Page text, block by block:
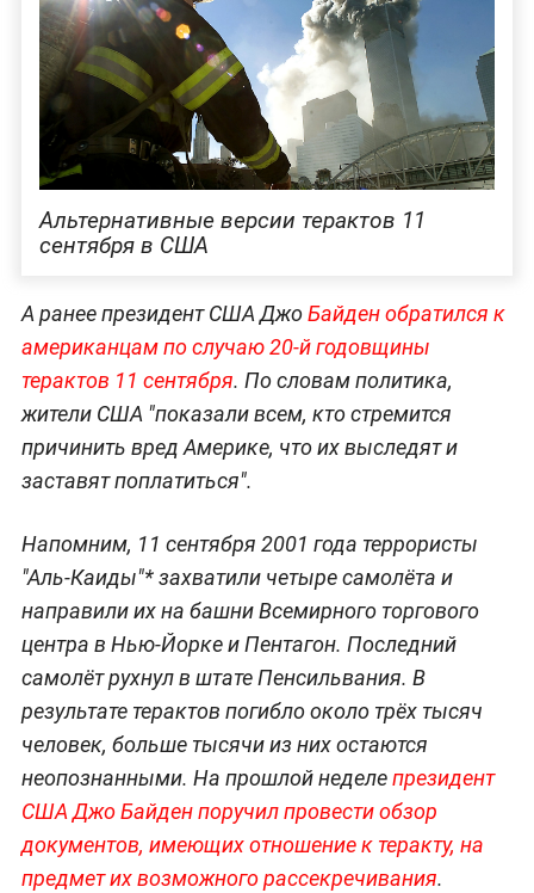
Альтернативные версии терактов 11
сентября в США
А ранее президент США ДжоБайден обратился к
американцам по случаю 20-й годовщины
терактов 11 сентября. По словам политика,
жители США "показали всем, кто стремится
причинить вред Америке, что их выследят и
заставят поплатиться".
Напомним, 11 сентября 2001 года террористы
"Аль-Каиды"* захватили четыре самолёта и
направили их на башни Всемирного торгового
центра в Нью-Йорке и Пентагон. Последний
самолёт рухнул в штате Пенсильвания. В
результате терактов погибло около трёх тысяч
человек, больше тысячи из них остаются
неопознанными. На прошлой неделепрезидент
США Джо Байден поручил провести обзор
документов, имеющих отношение к теракту, на
предмет их возможного рассекречивания.